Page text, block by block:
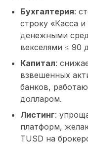
Бухгалтерия:
строку
Касса
денежными
векселями ≤ 90
Капитал:
взвешенных
банков,
долларом.
Листинг:
платформ,
TUSD на